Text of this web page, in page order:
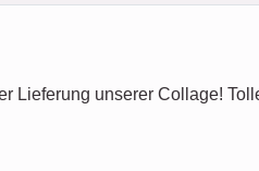
Lieferung unserer Collage!